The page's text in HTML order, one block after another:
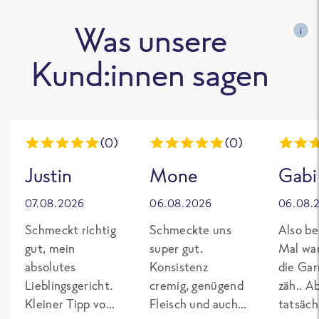
Was unsere
Kund:innen sagen
i
(0)
Justin
07.08.2026
Schmeckt richtig
gut, mein
absolutes
Lieblingsgericht.
Kleiner Tipp von
(0)
Mone
06.08.2026
Schmeckte uns
super gut.
Konsistenz
cremig, genügend
Fleisch und auch
Gabi
Also
Mal
die
zäh..